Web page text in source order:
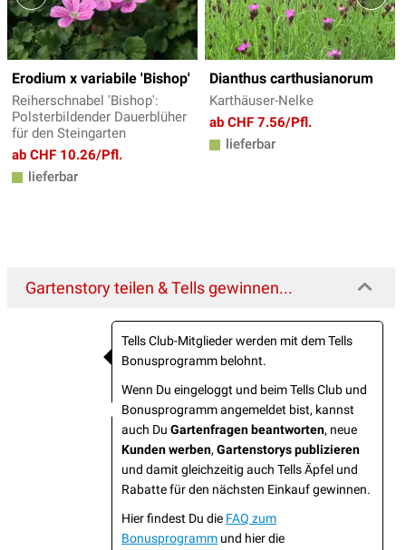
Erodium x variabile 'Bishop'
Reiherschnabel 'Bishop':
Polsterbildender Dauerblüher
für den Steingarten
ab CHF 10.26/Pfl.
lieferbar
Dianthus carthusianorum
Karthäuser-Nelke
ab CHF 7.56/Pfl.
lieferbar
Gartenstory teilen & Tells gewinnen...
Tells Club-Mitglieder werden mit dem Tells
Bonusprogramm belohnt.
Wenn Du eingeloggt und beim Tells Club und
Bonusprogramm angemeldet bist, kannst
auch Du Gartenfragen beantworten, neue
Kunden werben, Gartenstorys publizieren
und damit gleichzeitig auch Tells Äpfel und
Rabatte für den nächsten Einkauf gewinnen.
Hier findest Du die FAQ zum
Bonusprogramm und hier die